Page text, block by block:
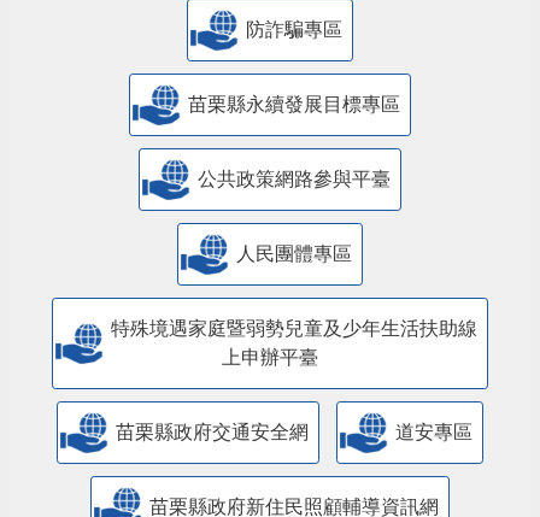
防詐騙專區
苗栗縣永續發展目標專區
公共政策網路參與平臺
人民團體專區
特殊境遇家庭暨弱勢兒童及少年生活扶助線
上申辦平臺
苗栗縣政府交通安全網 道安專區
苗栗縣政府新住民照顧輔導資訊網